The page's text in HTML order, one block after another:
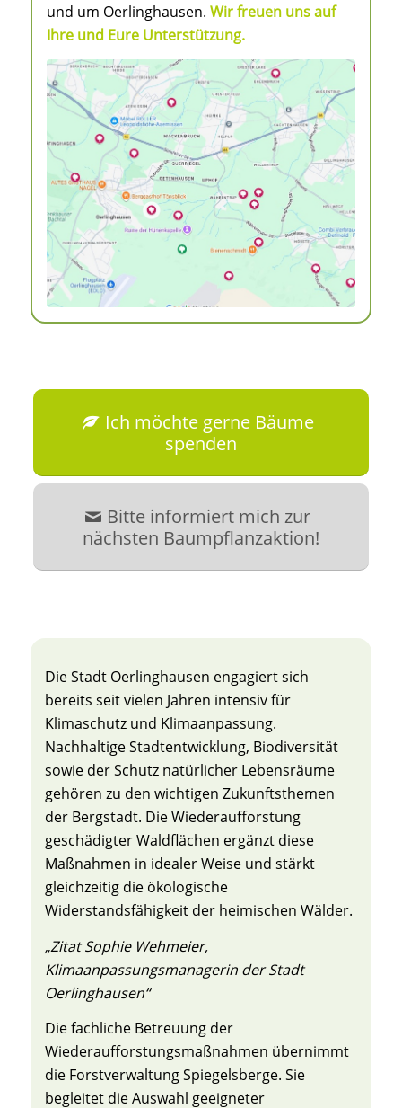
und um Oerlinghausen. Wir freuen uns auf
Ihre und Eure Unterstützung.
Ich möchte gerne Bäume
spenden
Bitte informiert mich zur
nächsten Baumpflanzaktion!
Die Stadt Oerlinghausen engagiert sich
bereits seit vielen Jahren intensiv für
Klimaschutz und Klimaanpassung.
Nachhaltige Stadtentwicklung, Biodiversität
sowie der Schutz natürlicher Lebensräume
gehören zu den wichtigen Zukunftsthemen
der Bergstadt. Die Wiederaufforstung
geschädigter Waldflächen ergänzt diese
Maßnahmen in idealer Weise und stärkt
gleichzeitig die ökologische
Widerstandsfähigkeit der heimischen Wälder.
„Zitat Sophie Wehmeier,
Klimaanpassungsmanagerin der Stadt
Oerlinghausen“
Die fachliche Betreuung der
Wiederaufforstungsmaßnahmen übernimmt
die Forstverwaltung Spiegelsberge. Sie
begleitet die Auswahl geeigneter